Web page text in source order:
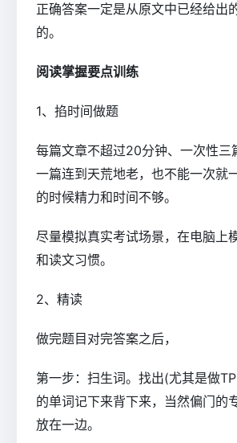
正确答案一定是从原文中已经给出
的。
阅读掌握要点训练
1、掐时间做题
每篇文章不超过20分钟、一次性三
一篇连到天荒地老，也不能一次就
的时候精力和时间不够。
尽量模拟真实考试场景，在电脑上
和读文习惯。
2、精读
做完题目对完答案之后，
第一步：扫生词。找出(尤其是做
的单词记下来背下来，当然偏门的
放在一边。